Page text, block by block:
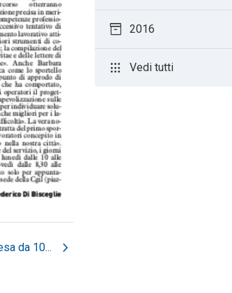
da 10... chevron_right
inventory_2 2016
apps Vedi tutti